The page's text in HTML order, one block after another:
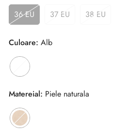
36 EU 37 EU 38 EU
Culoare: Alb
Matereial: Piele naturala